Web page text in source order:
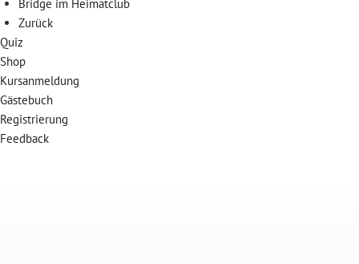
Bridge im Heimatclub
Zurück
Quiz
Shop
Kursanmeldung
Gästebuch
Registrierung
Feedback